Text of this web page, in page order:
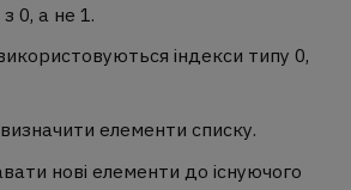
0, а не 1.
індекси типу 0,
елементи списку.
нові елементи до існуючого